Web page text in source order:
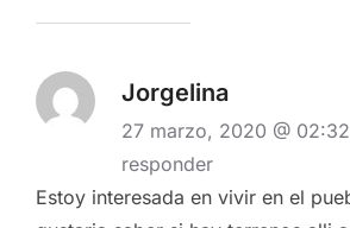
Jorgelina
27 marzo, 2020 @ 02:32
responder
Estoy interesada en vivir en el